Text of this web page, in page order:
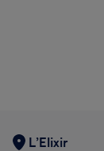
L’Elixir